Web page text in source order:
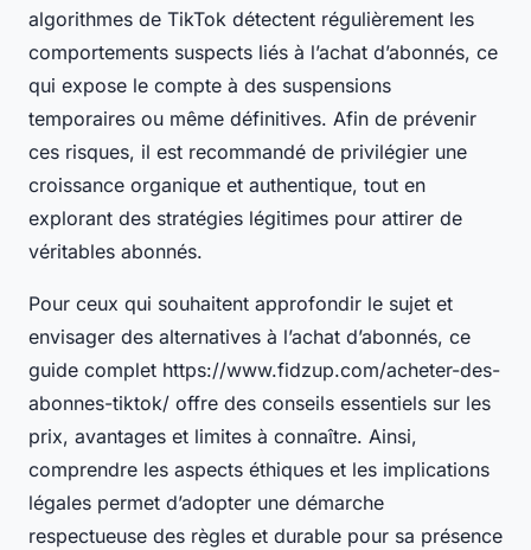
algorithmes de TikTok détectent régulièrement les
comportements suspects liés à l’achat d’abonnés, ce
qui expose le compte à des suspensions
temporaires ou même définitives. Afin de prévenir
ces risques, il est recommandé de privilégier une
croissance organique et authentique, tout en
explorant des stratégies légitimes pour attirer de
véritables abonnés.
Pour ceux qui souhaitent approfondir le sujet et
envisager des alternatives à l’achat d’abonnés, ce
guide complet https://www.fidzup.com/acheter-des-
abonnes-tiktok/ offre des conseils essentiels sur les
prix, avantages et limites à connaître. Ainsi,
comprendre les aspects éthiques et les implications
légales permet d’adopter une démarche
respectueuse des règles et durable pour sa présence